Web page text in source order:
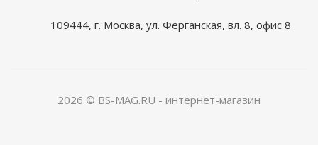
109444, г. Москва, ул. Ферганская, вл. 8, офис 8
2026 © BS-MAG.RU - интернет-магазин